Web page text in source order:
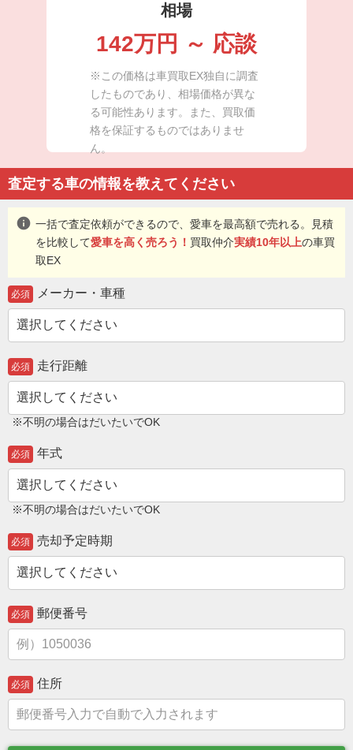
相場
142万円 ～ 応談
※この価格は車買取EX独自に調査
したものであり、相場価格が異な
る可能性あります。また、買取価
格を保証するものではありませ
ん。
査定する車の情報を教えてください
info 一括で査定依頼ができるので、愛車を最高額で売れる。見積
を比較して愛車を高く売ろう！ 買取仲介実績10年以上の車買
取EX
必須 メーカー・車種
必須 走行距離
※不明の場合はだいたいでOK
必須 年式
※不明の場合はだいたいでOK
必須 売却予定時期
必須 郵便番号
必須 住所